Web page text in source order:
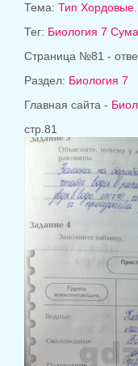
Тема: Тип
Тег: Биология 7
Страница №81 -
Раздел: Биология 7
Главная сайта -
стр.81